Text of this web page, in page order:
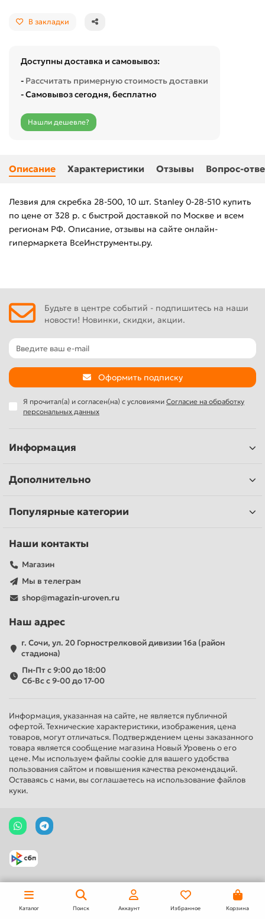
В закладки
Доступны доставка и самовывоз:
- Рассчитать примерную стоимость доставки
- Самовывоз сегодня, бесплатно
Нашли дешевле?
Описание Характеристики Отзывы Вопрос-
Лезвия для скребка 28-500, 10 шт. Stanley 0-28-510 купить
по цене от 328 р. с быстрой доставкой по Москве и всем
регионам РФ. Описание, отзывы на сайте онлайн-
гипермаркета ВсеИнструменты.ру.
Будьте в центре событий - подпишитесь на наши
новости! Новинки, скидки, акции.
Оформить подписку
Я прочитал(а) и согласен(на) с условиями Согласие на обработку
персональных данных
Информация
Дополнительно
Популярные категории
Наши контакты
Магазин
Мы в телеграм
shop@magazin-uroven.ru
Наш адрес
г. Сочи, ул. 20 Горнострелковой дивизии 16а (район
стадиона)
Пн-Пт с 9:00 до 18:00
Сб-Вс с 9-00 до 17-00
Информация, указанная на сайте, не является публичной
офертой. Технические характеристики, изображения, цена
товаров, могут отличаться. Подтверждением цены заказанного
товара является сообщение магазина Новый Уровень о его
цене. Мы используем файлы cookie для вашего удобства
пользования сайтом и повышения качества рекомендаций.
Оставаясь с нами, вы соглашаетесь на использование файлов
куки.
Каталог Поиск Аккаунт Избранное Корзина